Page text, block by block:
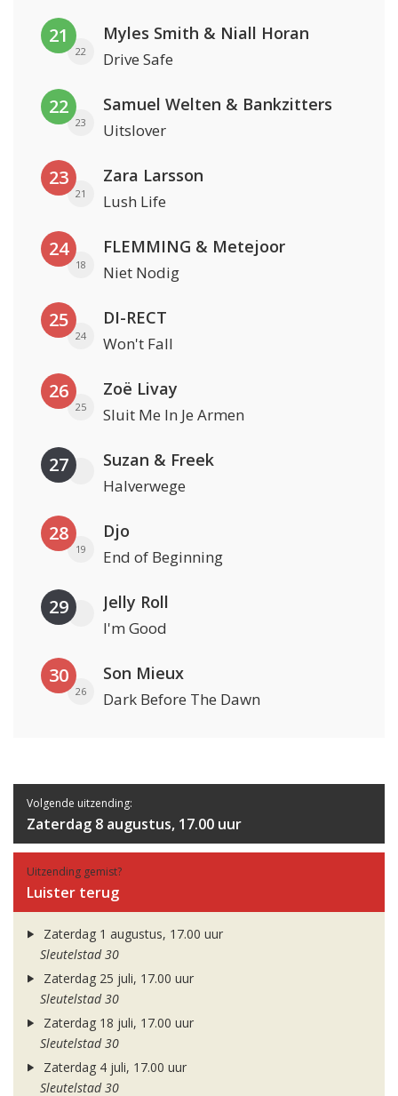
21
22
Myles Smith & Niall Horan
Drive Safe
22
23
Samuel Welten & Bankzitters
Uitslover
23
21
Zara Larsson
Lush Life
24
18
FLEMMING & Metejoor
Niet Nodig
25
24
DI-RECT
Won't Fall
26
25
Zoë Livay
Sluit Me In Je Armen
27 Suzan & Freek
Halverwege
28
19
Djo
End of Beginning
29 Jelly Roll
I'm Good
30
26
Son Mieux
Dark Before The Dawn
Volgende uitzending:
Zaterdag 8 augustus, 17.00 uur
Uitzending gemist?
Luister terug
Zaterdag 1 augustus, 17.00 uur
Sleutelstad 30
Zaterdag 25 juli, 17.00 uur
Sleutelstad 30
Zaterdag 18 juli, 17.00 uur
Sleutelstad 30
Zaterdag 4 juli, 17.00 uur
Sleutelstad 30